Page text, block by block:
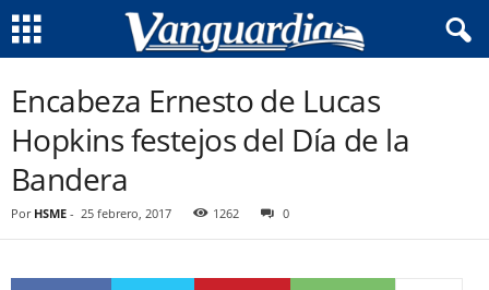
Encabeza Ernesto de Lucas
Hopkins festejos del Día de la
Bandera
Por HSME - 25 febrero, 2017 1262 0